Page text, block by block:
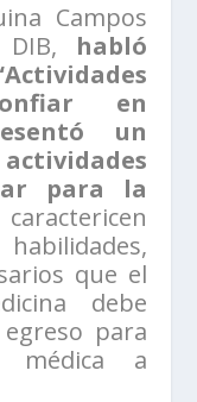
Campos
habló
en
un
para la
que el
debe
para
médica a